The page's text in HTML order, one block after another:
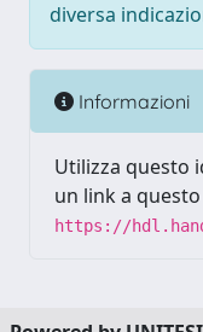
diversa
Informazioni
Utilizza questo
un link a
https://